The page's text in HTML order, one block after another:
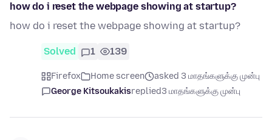
how do i reset the webpage showing at startup?
how do i reset the webpage showing at startup?
Solved 1 139
Firefox Home screen
asked 3 மாதங்களுக்கு முன்பு
George Kitsoukakisreplied3 மாதங்களுக்கு முன்பு